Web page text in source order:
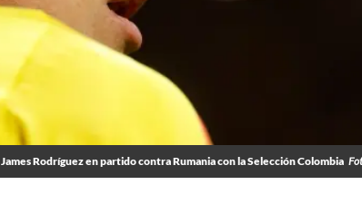
James Rodríguez en partido contra Rumania con la Selección Colombia